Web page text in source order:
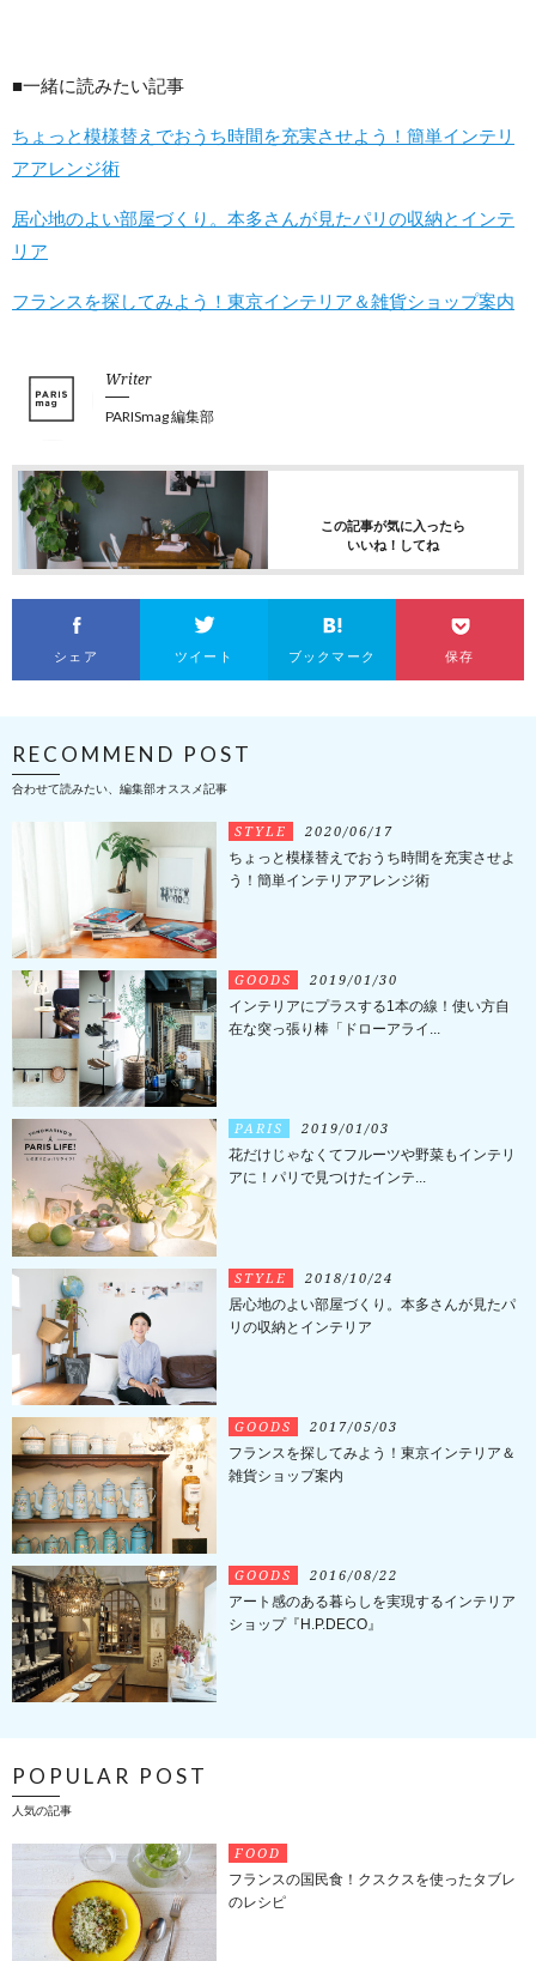
■一緒に読みたい記事
ちょっと模様替えでおうち時間を充実させよう！簡単インテリ
アアレンジ術
居心地のよい部屋づくり。本多さんが見たパリの収納とインテ
リア
フランスを探してみよう！東京インテリア＆雑貨ショップ案内
Writer
PARISmag 編集部
この記事が気に入ったら
いいね！してね
シェア ツイート ブックマーク 保存
RECOMMEND POST
合わせて読みたい、編集部オススメ記事
STYLE 2020/06/17
ちょっと模様替えでおうち時間を充実させよ
う！簡単インテリアアレンジ術
GOODS 2019/01/30
インテリアにプラスする1本の線！使い方自
在な突っ張り棒「ドローアライ...
PARIS 2019/01/03
花だけじゃなくてフルーツや野菜もインテリ
アに！パリで見つけたインテ...
STYLE 2018/10/24
居心地のよい部屋づくり。本多さんが見たパ
リの収納とインテリア
GOODS 2017/05/03
フランスを探してみよう！東京インテリア＆
雑貨ショップ案内
GOODS 2016/08/22
アート感のある暮らしを実現するインテリア
ショップ『H.P.DECO』
POPULAR POST
人気の記事
FOOD
フランスの国民食！クスクスを使ったタブレ
のレシピ